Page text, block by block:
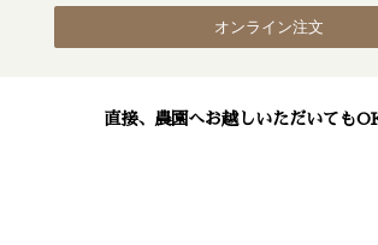
オンライン注文
直接、農園へお越しいただいても